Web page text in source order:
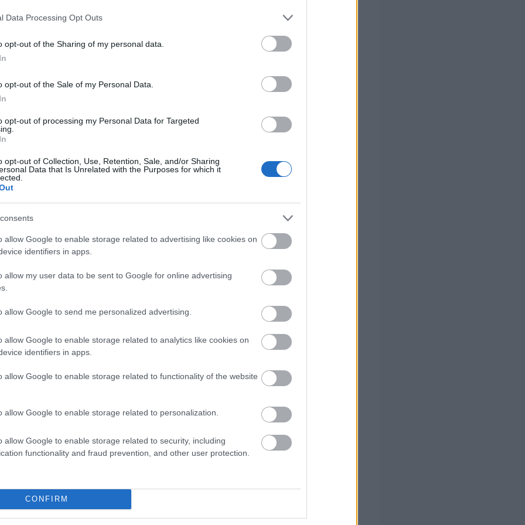
Data Processing Opt Outs
opt-out of the Sharing of my personal data.
opt-out of the Sale of my Personal Data.
opt-out of processing my Personal Data for Targeted
opt-out of Collection, Use, Retention, Sale, and/or Sharing
Data that Is Unrelated with the Purposes for which it
allow Google to enable storage related to advertising like cookies on
identifiers in apps.
allow my user data to be sent to Google for online advertising
allow Google to send me personalized advertising.
allow Google to enable storage related to analytics like cookies on
identifiers in apps.
allow Google to enable storage related to functionality of the website
allow Google to enable storage related to personalization.
allow Google to enable storage related to security, including
functionality and fraud prevention, and other user protection.
CONFIRM
η πιο Εύκολη Πιστοποίηση Υπολογιστών σε 2
όλες τις σημαντικές ειδήσεις.
proson.gr στα αποτελέσματα αναζήτησης της Google
Ειδήσεις
για Όλους 2026: Ανοίγει σήμερα η πλατφόρμα - Ποια
έως 900 ευρώ - Ποιοι το παίρνουν
8.000 νέες προσλήψεις - Από σήμερα οι αιτήσεις